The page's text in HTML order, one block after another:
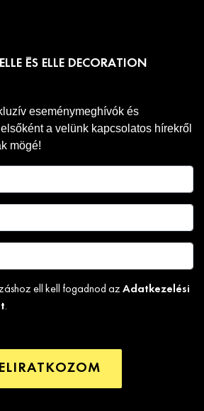
ÉS ELLE DECORATION
eseménymeghívók és
a velünk kapcsolatos hírekről
mögé!
ell kell fogadnod az Adatkezelési
.